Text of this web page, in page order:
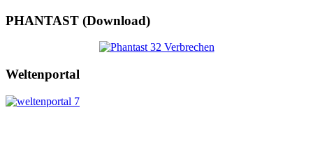
PHANTAST (Download)
Weltenportal